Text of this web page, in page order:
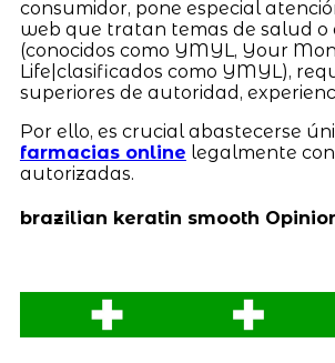
consumidor, pone especial
web que tratan temas de salud o
(conocidos como YMYL, Your
Life|clasificados como YMYL),
superiores de autoridad,
Por ello, es crucial abastecerse
farmacias online legalmente
autorizadas.
brazilian keratin smooth